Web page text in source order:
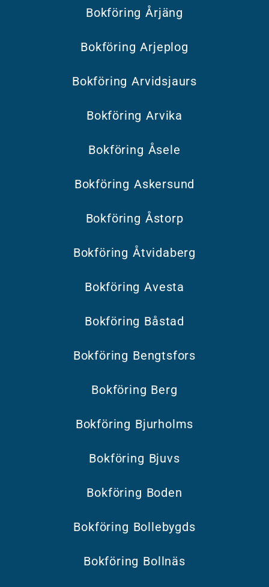
Bokföring Årjäng
Bokföring Arjeplog
Bokföring Arvidsjaurs
Bokföring Arvika
Bokföring Åsele
Bokföring Askersund
Bokföring Åstorp
Bokföring Åtvidaberg
Bokföring Avesta
Bokföring Båstad
Bokföring Bengtsfors
Bokföring Berg
Bokföring Bjurholms
Bokföring Bjuvs
Bokföring Boden
Bokföring Bollebygds
Bokföring Bollnäs